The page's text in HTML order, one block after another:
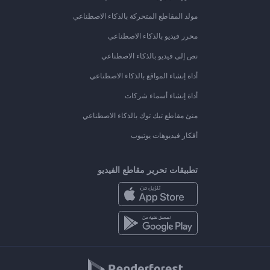
مولد المقاطع المتحركة بالذكاء الاصطناعي
محرر فيديو بالذكاء الاصطناعي
نص إلى فيديو بالذكاء الاصطناعي
أداة إنشاء المواقع بالذكاء الاصطناعي
أداة إنشاء أسماء شركات
منئ مقاطع تيك توك بالذكاء الاصطناعي
أفكار فيديوهات يوتيوب
تطبيقات تحرير مقاطع الفيديو